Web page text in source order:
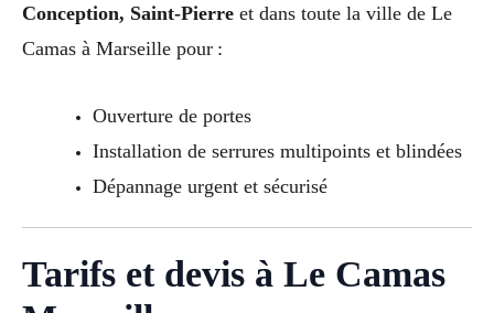
Conception, Saint-Pierre et dans toute la ville de Le
Camas à Marseille pour :
Ouverture de portes
Installation de serrures multipoints et blindées
Dépannage urgent et sécurisé
Tarifs et devis à Le Camas